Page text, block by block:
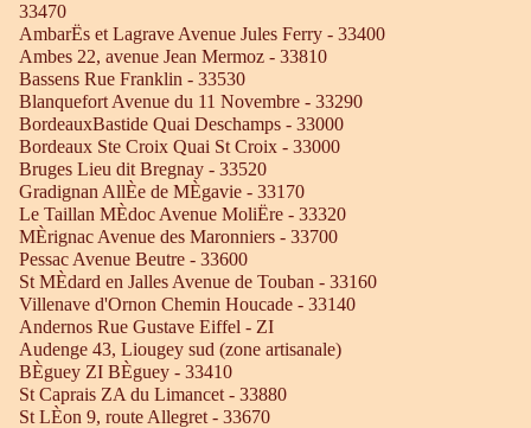
33470
AmbarËs et Lagrave Avenue Jules Ferry - 33400
Ambes 22, avenue Jean Mermoz - 33810
Bassens Rue Franklin - 33530
Blanquefort Avenue du 11 Novembre - 33290
BordeauxBastide Quai Deschamps - 33000
Bordeaux Ste Croix Quai St Croix - 33000
Bruges Lieu dit Bregnay - 33520
Gradignan AllÈe de MÈgavie - 33170
Le Taillan MÈdoc Avenue MoliËre - 33320
MÈrignac Avenue des Maronniers - 33700
Pessac Avenue Beutre - 33600
St MÈdard en Jalles Avenue de Touban - 33160
Villenave d'Ornon Chemin Houcade - 33140
Andernos Rue Gustave Eiffel - ZI
Audenge 43, Liougey sud (zone artisanale)
BÈguey ZI BÈguey - 33410
St Caprais ZA du Limancet - 33880
St LÈon 9, route Allegret - 33670